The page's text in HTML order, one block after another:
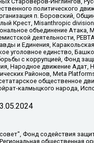
политического
п. Боровский,
Крест, Misanthropic
объединение
деятельности,
и Единения,
уголовное единство,
с коррупцией, Фонд
Народное движение
Районов, Meta
калмыцкого народа,
SIA", зарегистрированное в Риге, Латвийская Республика (дата регистрации 26.06.2015), являющееся администратором доменного имени интернет-издания "The Insider SIA", https://theins.ru, Постернак Алексей Евгеньевич, Рубин Михаил Аркадьевич, Анин Роман Александрович, Юридическое лицо Istories fonds, зарегистрированное в Латвийской Республике (регистрационный номер 50008295751, дата регистрации 24.02.2020), Великовский Дмитрий Александрович, Долинина Ирина Николаевна, Мароховская Алеся Алексеевна, Шлейнов Роман Юрьевич, Шмагун Олеся Валентиновна, Общество с ограниченной ответственностью "Альтаир 2021", Общество с ограниченной ответственностью "Вега 2021", Общество с ограниченной ответственностью "Главный редактор 2021", Общество с ограниченной ответственностью "Ромашки монолит", Важенков Артем Валерьевич, Ивановская областная общественная организация "Центр гендерных исследований", Гурман Юрий Альбертович, Медиапроект "ОВД-Инфо", Егоров Владимир Владимирович, Жилинский Владимир Александрович, Общество с ограниченной ответственностью "ЗП", Иванова София Юрьевна, Карезина Инна Павловна, Кильтау Екатерина Викторовна, Петров Алексей Викторович, Пискунов Сергей Евгеньевич, Смирнов Сергей Сергеевич, Тихонов Михаил Сергеевич, Общество с ограниченной ответственностью "ЖУРНАЛИСТ-ИНОСТРАННЫЙ АГЕНТ", Арапова Галина Юрьевна, Вольтская Татьяна Анатольевна,